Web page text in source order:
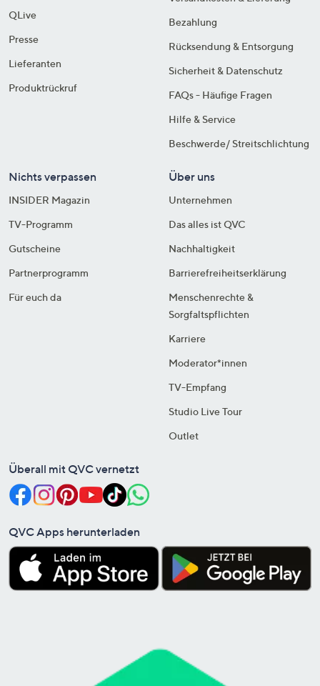
QLive
Presse
Lieferanten
Produktrückruf
Bezahlung
Rücksendung & Entsorgung
Sicherheit & Datenschutz
FAQs - Häufige Fragen
Hilfe & Service
Beschwerde/ Streitschlichtung
Nichts verpassen
INSIDER Magazin
TV-Programm
Gutscheine
Partnerprogramm
Für euch da
Über uns
Unternehmen
Das alles ist QVC
Nachhaltigkeit
Barrierefreiheitserklärung
Menschenrechte &
Sorgfaltspflichten
Karriere
Moderator*innen
TV-Empfang
Studio Live Tour
Outlet
Überall mit QVC vernetzt
QVC Apps herunterladen